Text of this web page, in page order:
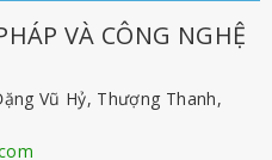
VÀ CÔNG NGHỆ
Vũ Hỷ, Thượng Thanh,